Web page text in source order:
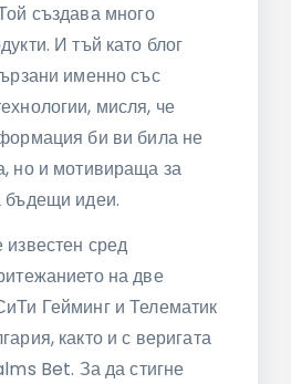
създава много
И тъй като блог
именно със
мисля, че
би ви била не
но и мотивираща за
бъдещи идеи.
сред
на две
Гейминг и Телематик
както и с веригата
Bet. За да стигне